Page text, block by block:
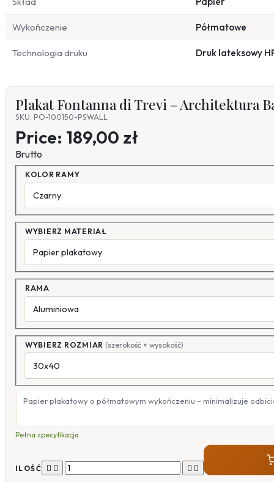
Wykończenie Półmatowe
Technologia druku Druk lateksowy
Plakat Fontanna di Trevi – Architektura
SKU: PO-100150-PSWALL
Price: 189,00 zł
Brutto
KOLOR RAMY
WYBIERZ MATERIAŁ
RAMA
WYBIERZ ROZMIAR (szerokość × wysokość)
Papier plakatowy o półmatowym wykończeniu – minimalizuje
Pełna specyfikacja
ILOŚĆ    